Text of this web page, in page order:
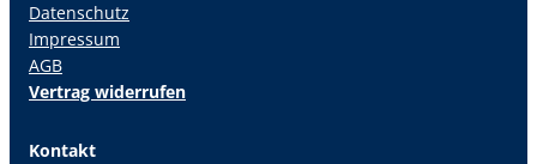
Datenschutz
Impressum
AGB
Vertrag widerrufen
Kontakt